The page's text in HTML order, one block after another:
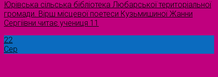
Юрівська сільська бібліотека Любарської територіальної
громади. Вірш місцевої поетеси Кузьмишиної Жанни
Сергіївни читає учениця 11
22
Сер